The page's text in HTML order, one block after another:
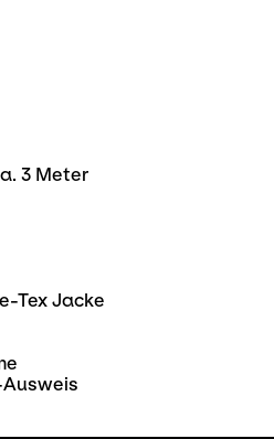
3 Meter
Tex Jacke